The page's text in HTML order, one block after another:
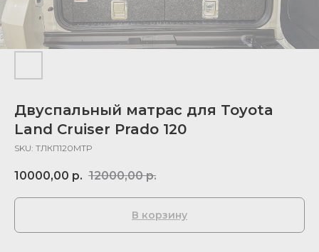
Двуспальный матрас для Toyota
Land Cruiser Prado 120
SKU: ТЛКП120МТР
10000,00 р. 12000,00 р.
В корзину